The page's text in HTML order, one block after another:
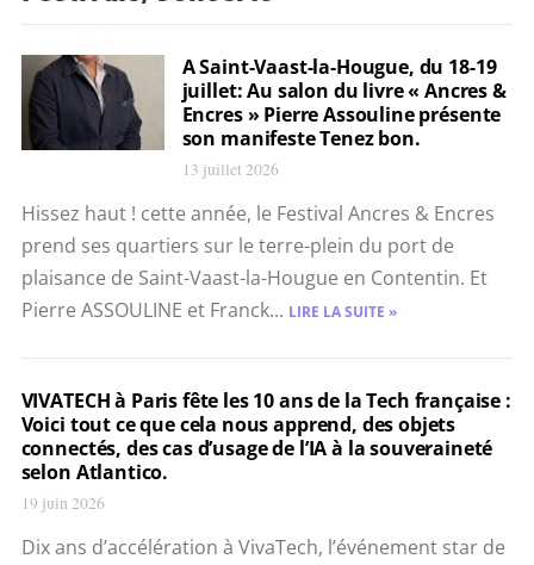
A Saint-Vaast-la-Hougue, du 18-19
juillet: Au salon du livre « Ancres &
Encres » Pierre Assouline présente
son manifeste Tenez bon.
13 juillet 2026
Hissez haut ! cette année, le Festival Ancres & Encres
prend ses quartiers sur le terre-plein du port de
plaisance de Saint-Vaast-la-Hougue en Contentin. Et
Pierre ASSOULINE et Franck... LIRE LA SUITE »
VIVATECH à Paris fête les 10 ans de la Tech française :
Voici tout ce que cela nous apprend, des objets
connectés, des cas d’usage de l’IA à la souveraineté
selon Atlantico.
19 juin 2026
Dix ans d’accélération à VivaTech, l’événement star de